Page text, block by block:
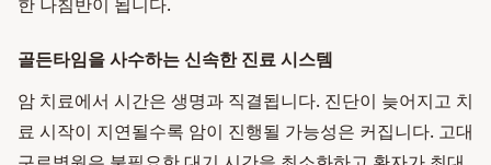
골든타임을 사수하는 신속한 진료 시스템
암 치료에서 시간은 생명과 직결됩니다. 진단이 늦어지고 치
료 시작이 지연될수록 암이 진행될 가능성은 커집니다. 고대